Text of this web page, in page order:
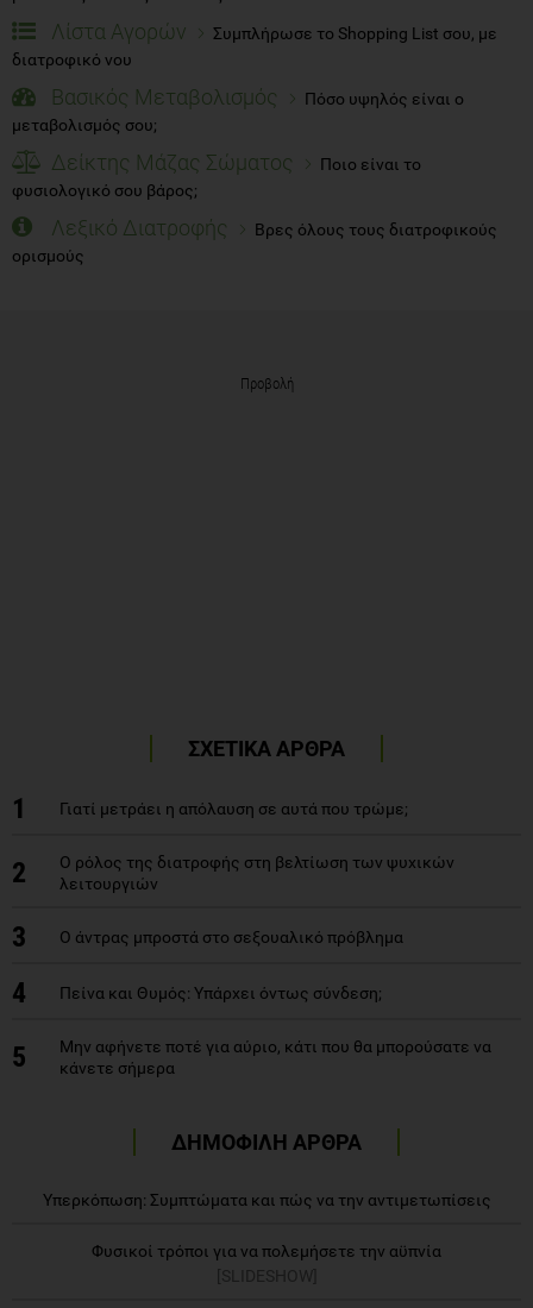
Λίστα Αγορών
Συμπλήρωσε το Shopping List σου, με
διατροφικό νου
Βασικός Μεταβολισμός
Πόσο υψηλός είναι ο
μεταβολισμός σου;
Δείκτης Μάζας Σώματος
Ποιο είναι το
φυσιολογικό σου βάρος;
Λεξικό Διατροφής
Βρες όλους τους διατροφικούς
ορισμούς
Προβολή
ΣΧΕΤΙΚΑ ΑΡΘΡΑ
1 Γιατί μετράει η απόλαυση σε αυτά που τρώμε;
2
Ο ρόλος της διατροφής στη βελτίωση των ψυχικών
λειτουργιών
3 Ο άντρας μπροστά στο σεξουαλικό πρόβλημα
4 Πείνα και Θυμός: Υπάρχει όντως σύνδεση;
5
Μην αφήνετε ποτέ για αύριο, κάτι που θα μπορούσατε να
κάνετε σήμερα
ΔΗΜΟΦΙΛΗ ΑΡΘΡΑ
Υπερκόπωση: Συμπτώματα και πώς να την αντιμετωπίσεις
Φυσικοί τρόποι για να πολεμήσετε την αϋπνία
[SLIDESHOW]